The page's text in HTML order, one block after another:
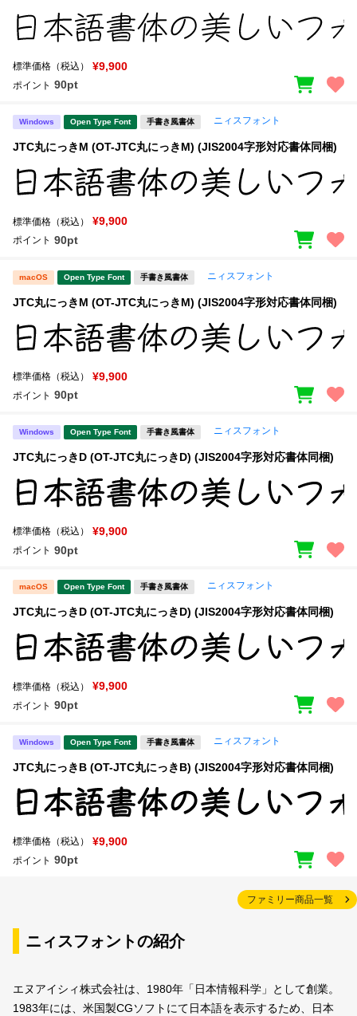
標準価格（税込） ¥9,900
ポイント 90pt
Windows Open Type Font 手書き風書体 ニィスフォント
JTC丸にっきM (OT-JTC丸にっきM) (JIS2004字形対応書体同梱)
標準価格（税込） ¥9,900
ポイント 90pt
macOS Open Type Font 手書き風書体 ニィスフォント
JTC丸にっきM (OT-JTC丸にっきM) (JIS2004字形対応書体同梱)
標準価格（税込） ¥9,900
ポイント 90pt
Windows Open Type Font 手書き風書体 ニィスフォント
JTC丸にっきD (OT-JTC丸にっきD) (JIS2004字形対応書体同梱)
標準価格（税込） ¥9,900
ポイント 90pt
macOS Open Type Font 手書き風書体 ニィスフォント
JTC丸にっきD (OT-JTC丸にっきD) (JIS2004字形対応書体同梱)
標準価格（税込） ¥9,900
ポイント 90pt
Windows Open Type Font 手書き風書体 ニィスフォント
JTC丸にっきB (OT-JTC丸にっきB) (JIS2004字形対応書体同梱)
標準価格（税込） ¥9,900
ポイント 90pt
ファミリー商品一覧
ニィスフォントの紹介
エヌアイシィ株式会社は、1980年「日本情報科学」として創業。
1983年には、米国製CGソフトにて日本語を表示するため、日本